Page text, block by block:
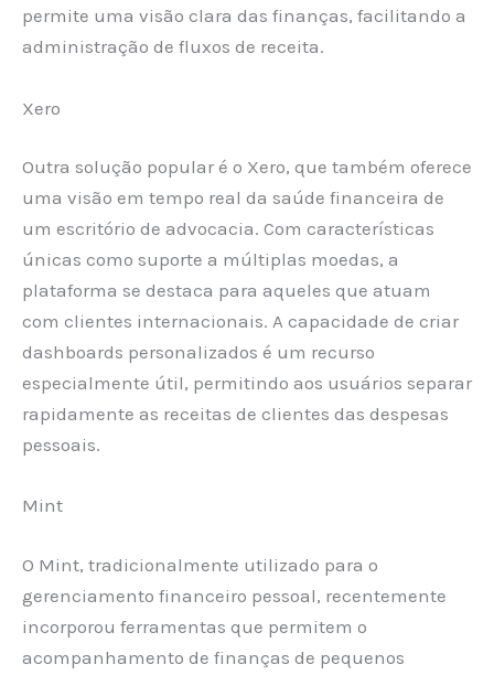
permite uma visão clara das finanças, facilitando a
administração de fluxos de receita.
Xero
Outra solução popular é o Xero, que também oferece
uma visão em tempo real da saúde financeira de
um escritório de advocacia. Com características
únicas como suporte a múltiplas moedas, a
plataforma se destaca para aqueles que atuam
com clientes internacionais. A capacidade de criar
dashboards personalizados é um recurso
especialmente útil, permitindo aos usuários separar
rapidamente as receitas de clientes das despesas
pessoais.
Mint
O Mint, tradicionalmente utilizado para o
gerenciamento financeiro pessoal, recentemente
incorporou ferramentas que permitem o
acompanhamento de finanças de pequenos